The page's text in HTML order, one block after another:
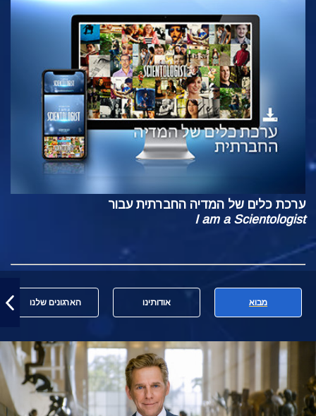
ערכת כלים של המדיה החברתית עבור
I am a Scientologist
מבוא אודותינו הארגונים שלנו